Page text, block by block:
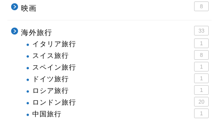
映画 8
海外旅行 33
イタリア旅行 1
スイス旅行 8
スペイン旅行 1
ドイツ旅行 1
ロシア旅行 1
ロンドン旅行 20
中国旅行 1